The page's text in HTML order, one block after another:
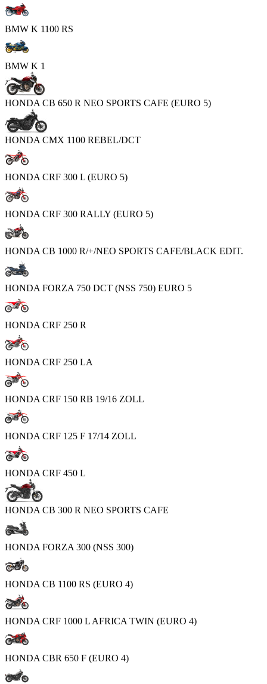
BMW K 1100 RS
BMW K 1
HONDA CB 650 R NEO SPORTS CAFE (EURO 5)
HONDA CMX 1100 REBEL/DCT
HONDA CRF 300 L (EURO 5)
HONDA CRF 300 RALLY (EURO 5)
HONDA CB 1000 R/+/NEO SPORTS CAFE/BLACK EDIT.
HONDA FORZA 750 DCT (NSS 750) EURO 5
HONDA CRF 250 R
HONDA CRF 250 LA
HONDA CRF 150 RB 19/16 ZOLL
HONDA CRF 125 F 17/14 ZOLL
HONDA CRF 450 L
HONDA CB 300 R NEO SPORTS CAFE
HONDA FORZA 300 (NSS 300)
HONDA CB 1100 RS (EURO 4)
HONDA CRF 1000 L AFRICA TWIN (EURO 4)
HONDA CBR 650 F (EURO 4)